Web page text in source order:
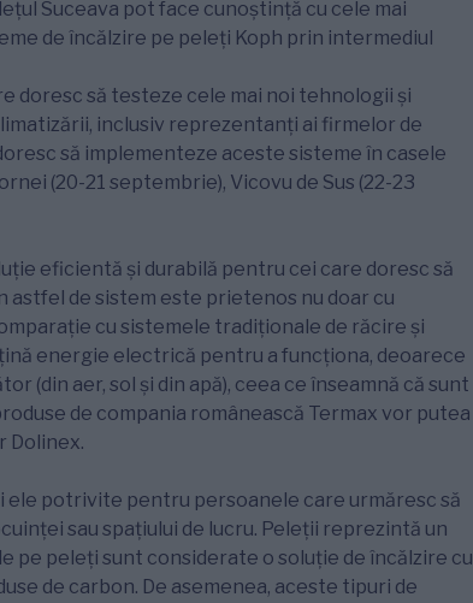
Suceava pot face cunoștință cu cele mai
de încălzire pe peleți Koph prin intermediul
doresc să testeze cele mai noi tehnologii și
inclusiv reprezentanți ai firmelor de
să implementeze aceste sisteme în casele
(20-21 septembrie), Vicovu de Sus (22-23
eficientă și durabilă pentru cei care doresc să
astfel de sistem este prietenos nu doar cu
cu sistemele tradiționale de răcire și
energie electrică pentru a funcționa, deoarece
(din aer, sol și din apă), ceea ce înseamnă că sunt
de compania românească Termax vor putea
Dolinex.
ele potrivite pentru persoanele care urmăresc să
sau spațiului de lucru. Peleții reprezintă un
pe peleți sunt considerate o soluție de încălzire cu
de carbon. De asemenea, aceste tipuri de